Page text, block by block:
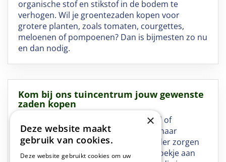
organische stof en stikstof in de bodem te
verhogen. Wil je groentezaden kopen voor
grotere planten, zoals tomaten, courgettes,
meloenen of pompoenen? Dan is bijmesten zo nu
en dan nodig.
Kom bij ons tuincentrum jouw gewenste
zaden kopen
Wil je zaad voor kruiden, groentezaad of
bloemzaad kopen? Of ben je op zoek naar
groenbemesters, zodat je straks zonder zorgen
de zaden kunt zaaien? Breng een bezoekje aan
×
Deze website maakt
gebruik van cookies.
Deze website gebruikt cookies om uw